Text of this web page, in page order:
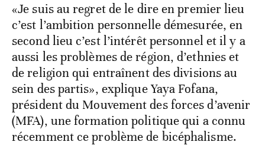
«Je suis au regret de le dire en premier lieu
c’est l’ambition personnelle démesurée, en
second lieu c’est l’intérêt personnel et il y a
aussi les problèmes de région, d’ethnies et
de religion qui entraînent des divisions au
sein des partis», explique Yaya Fofana,
président du Mouvement des forces d’avenir
(MFA), une formation politique qui a connu
récemment ce problème de bicéphalisme.